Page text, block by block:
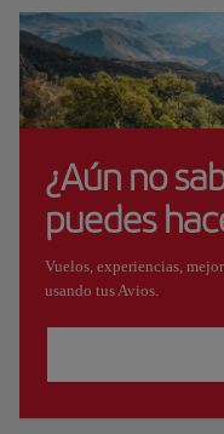
¿Aún no
puedes
Vuelos, experiencias,
usando tus Avios.